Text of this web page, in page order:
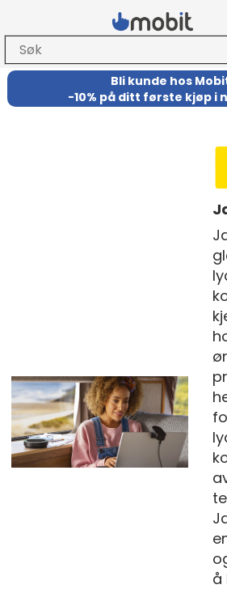
Bli kunde hos
-10% på ditt første kjøp i
å